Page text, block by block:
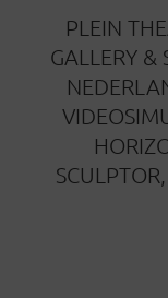
PLEIN
GALLERY &